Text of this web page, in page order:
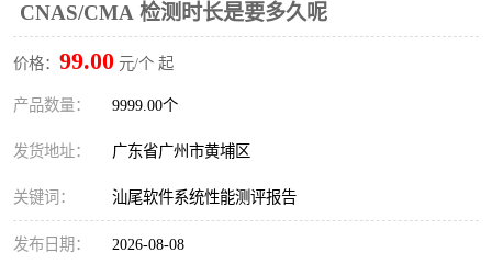
CNAS/CMA 检测时长是要多久呢
价格： 99.00 元/个 起
产品数量： 9999.00个
发货地址： 广东省广州市黄埔区
关键词： 汕尾软件系统性能测评报告
发布日期： 2026-08-08